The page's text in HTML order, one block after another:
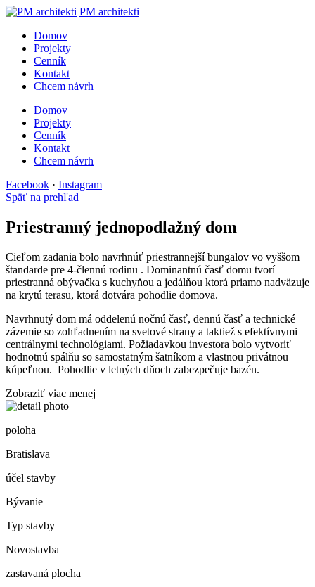
PM architekti
Domov
Projekty
Cenník
Kontakt
Chcem návrh
Domov
Projekty
Cenník
Kontakt
Chcem návrh
Facebook · Instagram
Späť na prehľad
Priestranný jednopodlažný dom
Cieľom zadania bolo navrhnúť priestrannejší bungalov vo vyššom
štandarde pre 4-člennú rodinu . Dominantnú časť domu tvorí
priestranná obývačka s kuchyňou a jedálňou ktorá priamo nadväzuje
na krytú terasu, ktorá dotvára pohodlie domova.
Navrhnutý dom má oddelenú nočnú časť, dennú časť a technické
zázemie so zohľadnením na svetové strany a taktiež s efektívnymi
centrálnymi technológiami. Požiadavkou investora bolo vytvoriť
hodnotnú spálňu so samostatným šatníkom a vlastnou privátnou
kúpeľnou. Pohodlie v letných dňoch zabezpečuje bazén.
Zobraziť viac menej
poloha
Bratislava
účel stavby
Bývanie
Typ stavby
Novostavba
zastavaná plocha